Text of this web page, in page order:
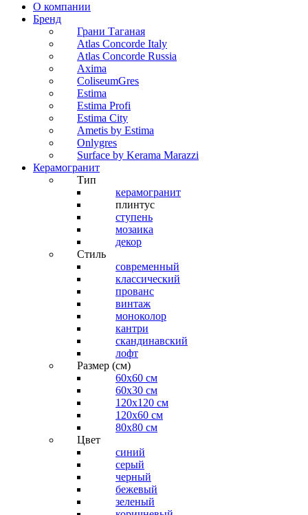
О компании
Бренд
Грани Таганая
Atlas Concorde Italy
Atlas Concorde Russia
Axima
ColiseumGres
Estima
Estima Profi
Estima City
Ametis by Estima
Onlygres
Surface by Kerama Marazzi
Керамогранит
Тип
керамогранит
плинтус
ступень
мозаика
декор
Стиль
современный
классический
прованс
винтаж
моноколор
кантри
скандинавский
лофт
Размер (см)
60х60 см
60x30 см
120x120 см
120x60 см
80x80 см
Цвет
синий
серый
черный
бежевый
зеленый